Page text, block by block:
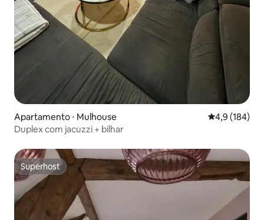
Apartamento ⋅ Mulhouse 4,9 de uma
4,9 (184)
Duplex com jacuzzi + bilhar
Superhost
Superhost